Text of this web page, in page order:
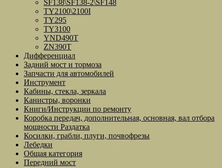
SF138\SF138-2\SF148
TY2100\2100I
TY295
TY3100
YND490T
ZN390T
Дифференциал
Задний мост и тормоза
Запчасти для автомобилей
Инструмент
Кабины, стекла, зеркала
Канистры, воронки
Книги/Инструкции по ремонту
Коробка передач, дополнительная, основная, вал отбора
мощности Раздатка
Косилки, грабли, плуги, почвофрезы
Лебедки
Общая категория
Передний мост